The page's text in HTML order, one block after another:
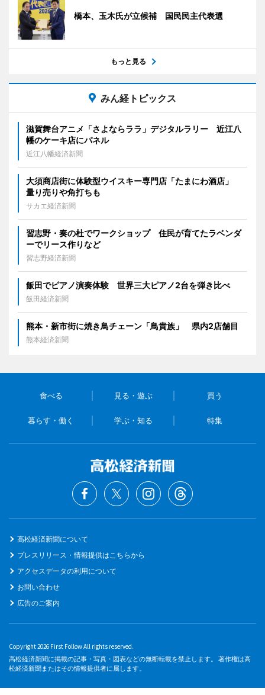
橋本、玉木氏が立候補 国民民主代表選
もっと見る
みん経トピックス
滋賀舞台アニメ「さよならララ」デジタルラリー 近江八
幡のケーキ店にパネル
近江八幡経済新聞
大須商店街に体験型ウイスキー専門店「たまにわ酒店」
量り売りや角打ちも
サカエ経済新聞
習志野・奏の杜でワークショップ 住民が育てたラベンダ
ーでリース作りなど
習志野経済新聞
飯田でピアノ演奏体験 世界三大ピアノ2台を弾き比べ
飯田経済新聞
熊本・新市街に焼き鳥チェーン「鳥貴族」 県内2店舗目
熊本経済新聞
食べる 見る・遊ぶ 買う
暮らす・働く 学ぶ・知る 特集
高松経済新聞について
プレスリリース・情報提供はこちらから
アクセスデータの利用について
お問い合わせ
広告のご案内
Copyright 2026 First Follow All rights reserved.
高松経済新聞に掲載の記事・写真・図表などの無断転載を禁止します。 著作権は高
松経済新聞またはその情報提供者に属します。